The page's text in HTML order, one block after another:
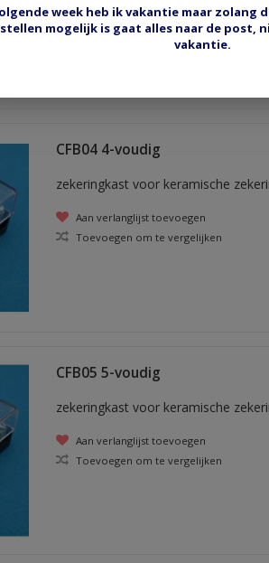
Toevoegen om te vergelijken
CFB04 4-voudig
zekeringkast voor keramische
Aan verlanglijst toevoegen
Toevoegen om te vergelijken
CFB05 5-voudig
zekeringkast voor keramische
Aan verlanglijst toevoegen
Toevoegen om te vergelijken
week heb ik vakantie maar zolang
mogelijk is gaat alles naar de post,
vakantie.